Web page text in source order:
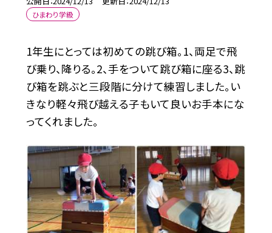
ひまわり学級
1年生にとっては初めての跳び箱。1、両足で飛
び乗り、降りる。2、手をついて跳び箱に座る3、跳
び箱を跳ぶと三段階に分けて練習しました。い
きなり軽々飛び越える子もいて良いお手本にな
ってくれました。